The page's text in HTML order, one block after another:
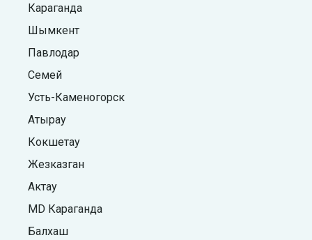
Караганда
Шымкент
Павлодар
Семей
Усть-Каменогорск
Атырау
Кокшетау
Жезказган
Актау
MD Караганда
Балхаш